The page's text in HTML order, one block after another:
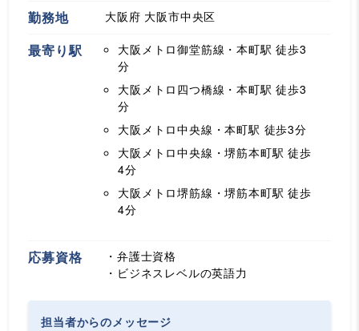
勤務地 大阪府 大阪市中央区
最寄り駅 大阪メトロ御堂筋線・本町駅 徒歩3
分
大阪メトロ四つ橋線・本町駅 徒歩3
分
大阪メトロ中央線・本町駅 徒歩3分
大阪メトロ中央線・堺筋本町駅 徒歩
4分
大阪メトロ堺筋線・堺筋本町駅 徒歩
4分
応募資格
・弁護士資格
・ビジネスレベルの英語力
担当者からのメッセージ